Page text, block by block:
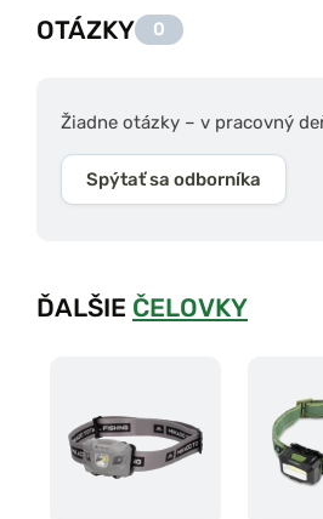
OTÁZKY 0
Žiadne otázky – v pracovný
Spýtať sa odborníka
ĎALŠIE ČELOVKY